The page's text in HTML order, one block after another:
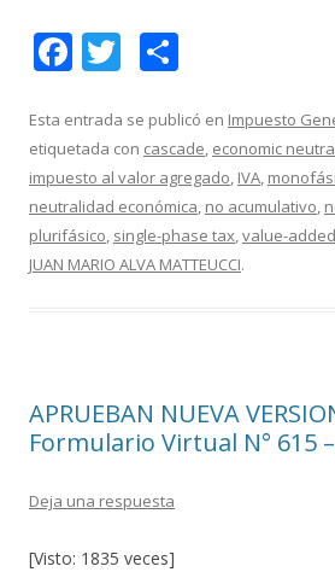
F
e
b
o
o
k
T
itt
er
m
p
ar
ti
r
Esta entrada se publicó en Impuesto
etiquetada con cascade, economic
impuesto al valor agregado, IVA,
neutralidad económica, no acumulativo,
plurifásico, single-phase tax,value-added
JUAN MARIO ALVA MATTEUCCI.
APRUEBAN NUEVA
Formulario Virtual N° 615
Deja una respuesta
[Visto: 1835 veces]